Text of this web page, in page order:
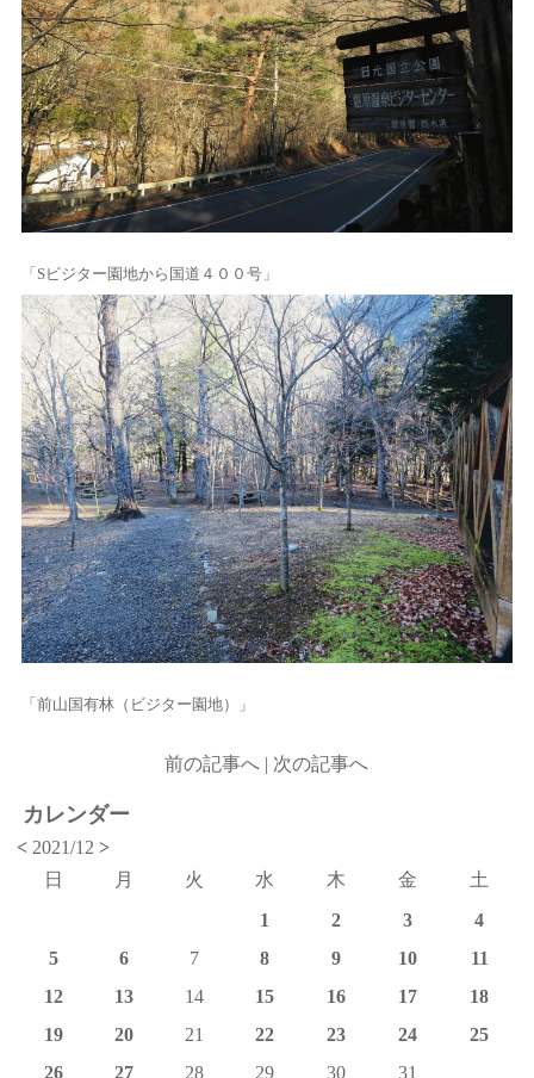
「Sビジター園地から国道４００号」
「前山国有林（ビジター園地）」
前の記事へ | 次の記事へ
カレンダー
< 2021/12>
日
月 火 水 木 金
土
1
2 3
4
5
6 7 8 9 10
11
12
13 14 15 16 17
18
19
20 21 22 23 24
25
26
27 28 29 30 31